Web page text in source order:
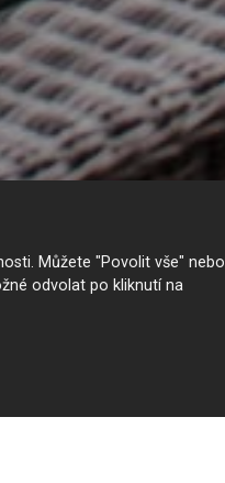
Můžete "Povolit vše" nebo
odvolat po kliknutí na